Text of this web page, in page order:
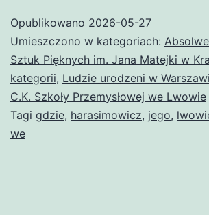
Opublikowano 2026-05-27
Umieszczono w kategoriach:
Sztuk Pięknych im. Jana Matejki w
kategorii, Ludzie urodzeni w
C.K. Szkoły Przemysłowej we Lwowie
Tagi gdzie, harasimowicz, jego,
we